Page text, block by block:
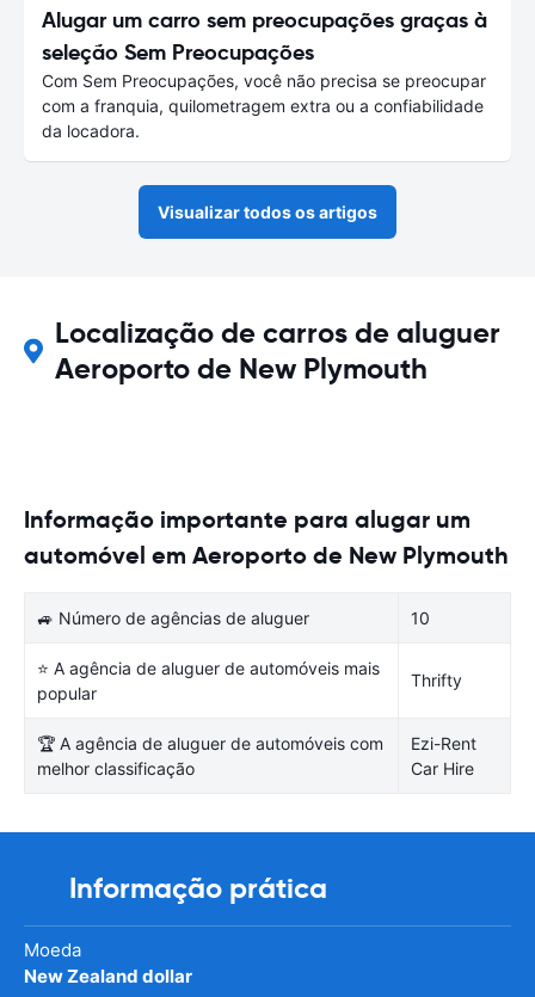
Alugar um carro sem preocupações graças à
seleção Sem Preocupações
Com Sem Preocupações, você não precisa se preocupar
com a franquia, quilometragem extra ou a confiabilidade
da locadora.
Visualizar todos os artigos
Localização de carros de aluguer
Aeroporto de New Plymouth
Informação importante para alugar um
automóvel em Aeroporto de New Plymouth
🚙 Número de agências de aluguer 10
⭐ A agência de aluguer de automóveis mais
popular
Thrifty
🏆 A agência de aluguer de automóveis com
melhor classificação
Ezi-Rent
Car Hire
Informação prática
Moeda
New Zealand dollar